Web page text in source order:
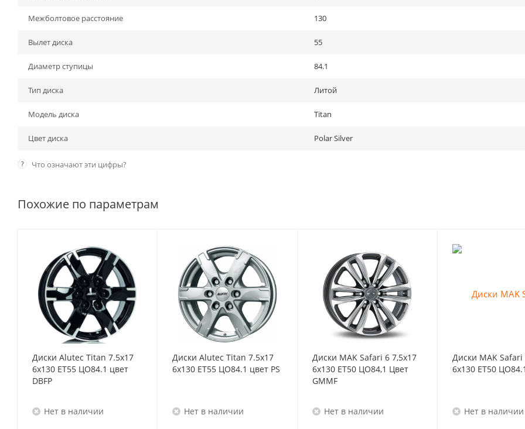
Межболтовое расстояние 130
Вылет диска 55
Диаметр ступицы 84.1
Тип диска Литой
Модель диска Titan
Цвет диска Polar Silver
? Что означают эти цифры?
Похожие по параметрам
Диски Alutec Titan 7.5x17
6x130 ET55 ЦО84.1 цвет
DBFP
Нет в наличии
Диски Alutec Titan 7.5x17
6x130 ET55 ЦО84.1 цвет PS
Нет в наличии
Диски MAK Safari 6 7,5x17
6x130 ET50 ЦО84,1 Цвет
GMMF
Нет в наличии
Диски MAK Safari
6x130 ET50
Нет в наличии